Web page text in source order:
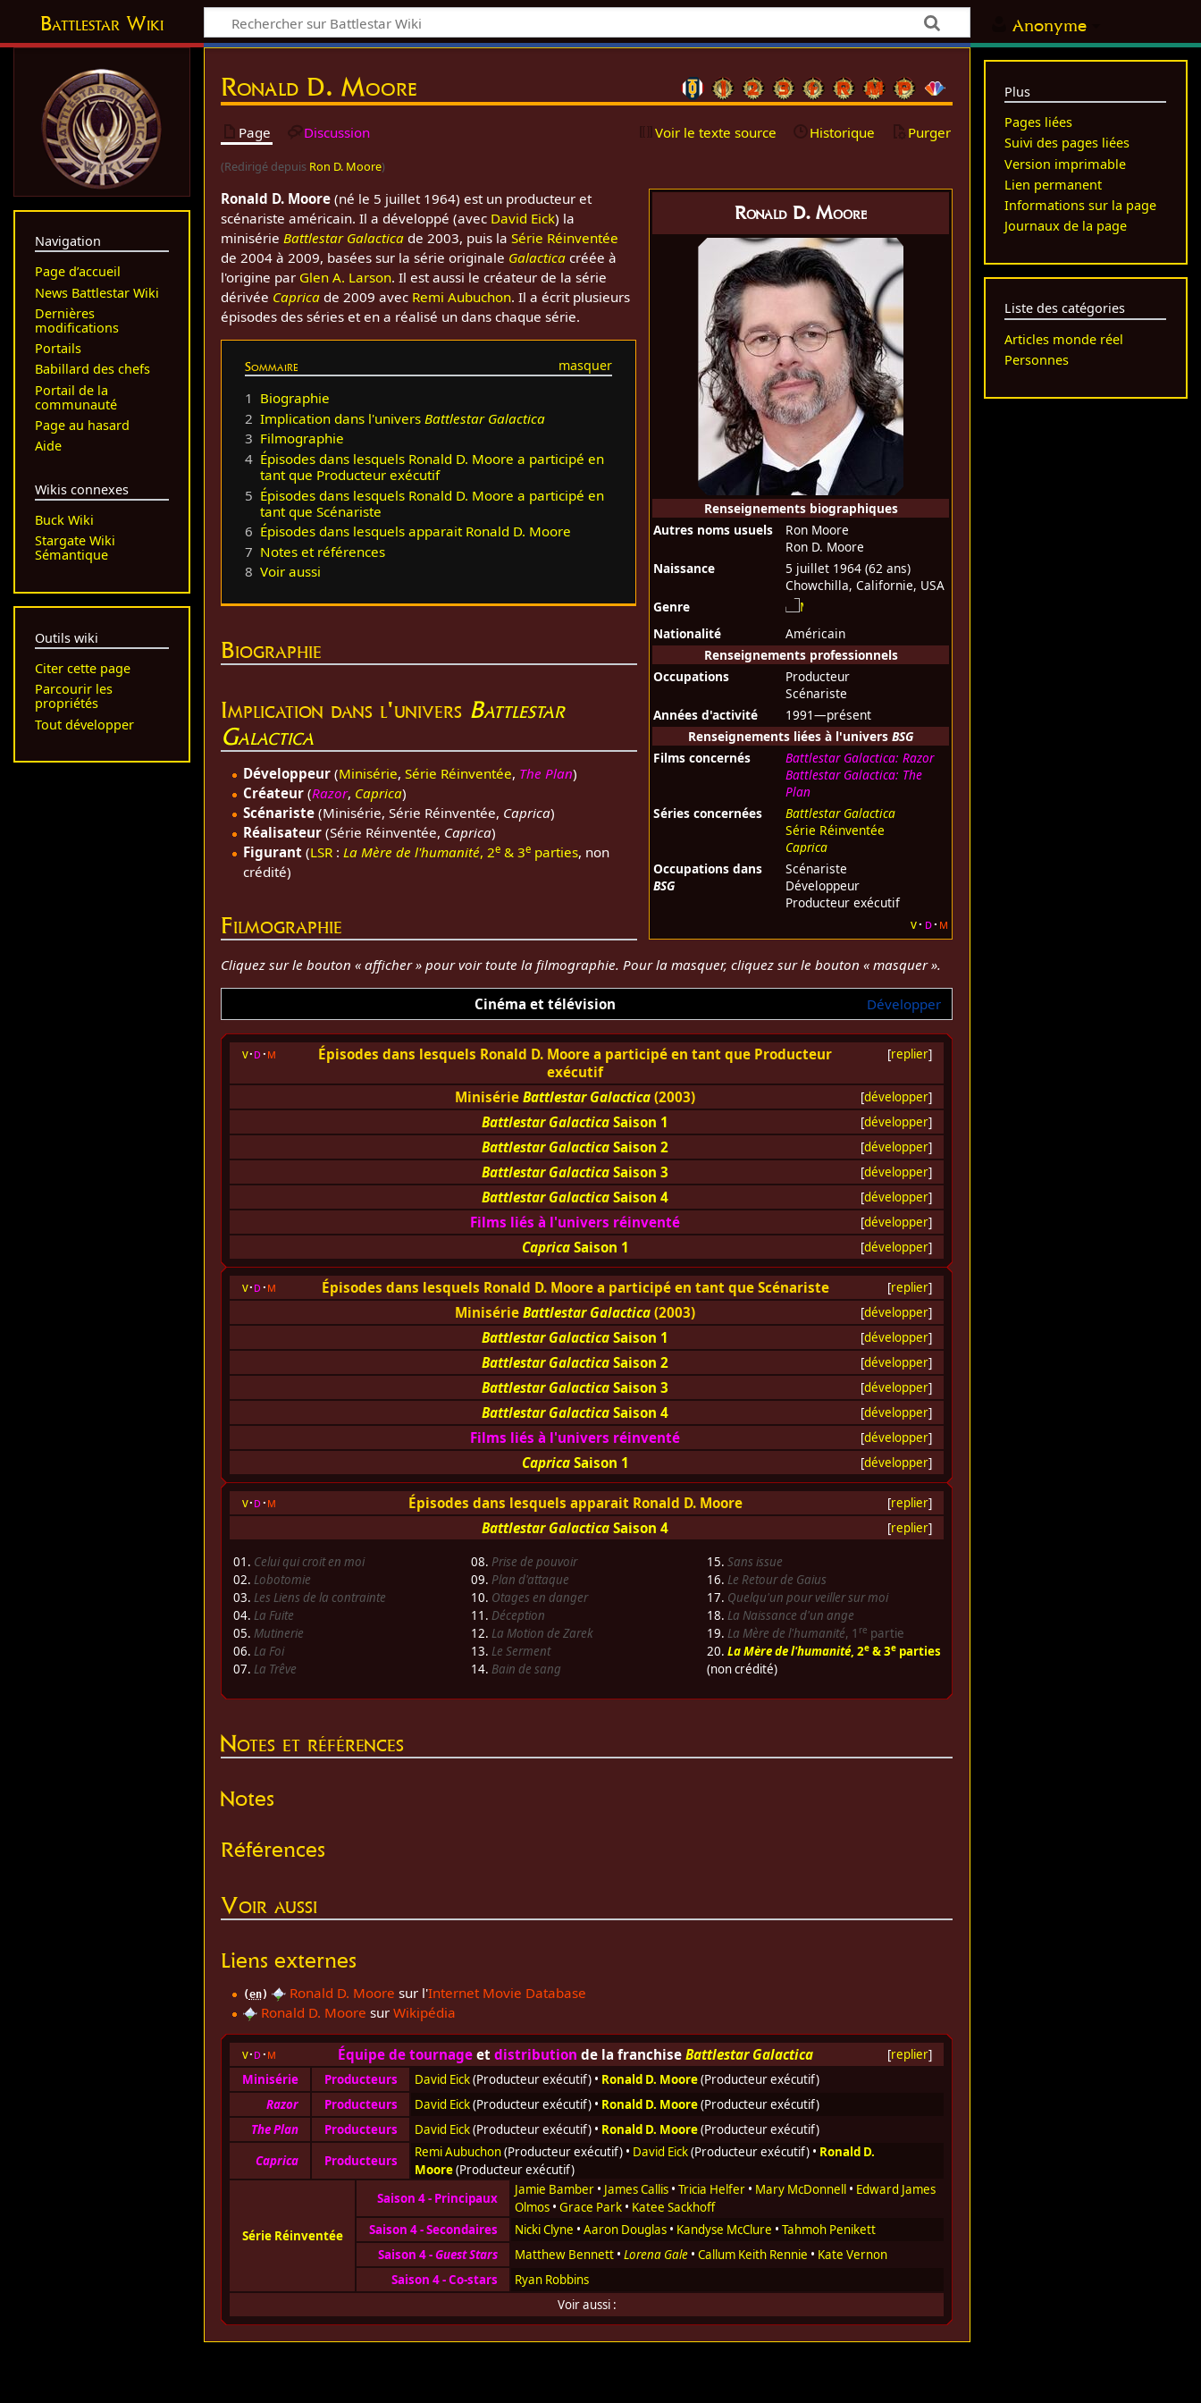
Anonyme
Battlestar Wiki
Ronald D. Moore
Page Discussion Voir le texte source Historique Purger
(Redirigé depuis Ron D. Moore)
Ronald D. Moore
Renseignements biographiques
Autres noms usuels
Ron Moore
Ron D. Moore
Naissance
5 juillet 1964 (62 ans)
Chowchilla, Californie, USA
Genre
Nationalité
Américain
Renseignements professionnels
Occupations
Producteur
Scénariste
Années d'activité
1991—présent
Renseignements liées à l'universBSG
Films concernés
Battlestar Galactica: Razor
Battlestar Galactica: The
Plan
Séries concernées
Battlestar Galactica
Série Réinventée
Caprica
Occupations dans
BSG
Scénariste
Développeur
Producteur exécutif
v d m
Ronald D. Moore (né le 5 juillet 1964) est un producteur et
scénariste américain. Il a développé (avec David Eick) la
minisérieBattlestar Galactica de 2003, puis laSérie Réinventée
de 2004 à 2009, basées sur la série originale Galactica créée à
l'origine par Glen A. Larson. Il est aussi le créateur de la série
dérivée Caprica de 2009 avec Remi Aubuchon. Il a écrit plusieurs
épisodes des séries et en a réalisé un dans chaque série.
Sommaire
1 Biographie
2 Implication dans l'univers Battlestar Galactica
3 Filmographie
4 Épisodes dans lesquels Ronald D. Moore a participé en
tant que Producteur exécutif
5 Épisodes dans lesquels Ronald D. Moore a participé en
tant que Scénariste
6 Épisodes dans lesquels apparait Ronald D. Moore
7 Notes et références
8 Voir aussi
Biographie
Implication dans l'univers Battlestar
Galactica
Développeur(Minisérie, Série Réinventée, The Plan)
Créateur(Razor, Caprica)
Scénariste(Minisérie, Série Réinventée, Caprica)
Réalisateur(Série Réinventée, Caprica)
Figurant(LSR: La Mère de l'humanité, 2e& 3eparties, non
crédité)
Filmographie
Cliquez sur le bouton « afficher » pour voir toute la filmographie. Pour la masquer, cliquez sur le bouton « masquer ».
Développer
Cinéma et télévision
[replier]
v d m
Épisodes dans lesquels Ronald D. Moore a participé en tant que Producteur
exécutif
[développer]
MinisérieBattlestar Galactica (2003)
[développer]
Battlestar Galactica Saison 1
[développer]
Battlestar Galactica Saison 2
[développer]
Battlestar Galactica Saison 3
[développer]
Battlestar Galactica Saison 4
[développer]
Films liés à l'univers réinventé
[développer]
Caprica Saison 1
[replier]
v d m Épisodes dans lesquels Ronald D. Moore a participé en tant que Scénariste
[développer]
MinisérieBattlestar Galactica (2003)
[développer]
Battlestar Galactica Saison 1
[développer]
Battlestar Galactica Saison 2
[développer]
Battlestar Galactica Saison 3
[développer]
Battlestar Galactica Saison 4
[développer]
Films liés à l'univers réinventé
[développer]
Caprica Saison 1
[replier]
v d m Épisodes dans lesquels apparait Ronald D. Moore
[replier]
Battlestar Galactica Saison 4
01. Celui qui croit en moi
02. Lobotomie
03. Les Liens de la contrainte
04. La Fuite
05. Mutinerie
06. La Foi
07. La Trêve
08. Prise de pouvoir
09. Plan d'attaque
10. Otages en danger
11. Déception
12. La Motion de Zarek
13. Le Serment
14. Bain de sang
15. Sans issue
16. Le Retour de Gaius
17. Quelqu'un pour veiller sur moi
18. La Naissance d'un ange
19. La Mère de l'humanité, 1 re partie
20. La Mère de l'humanité, 2e& 3eparties
(non crédité)
Notes et références
Notes
Références
Voir aussi
Liens externes
(en) Ronald D. Moore sur l'Internet Movie Database
Ronald D. Moore sur Wikipédia
[replier]
v d m Équipe de tournageet distribution de la franchise Battlestar Galactica
Minisérie Producteurs David Eick(Producteur exécutif) • Ronald D. Moore(Producteur exécutif)
Razor
Producteurs David Eick(Producteur exécutif) • Ronald D. Moore(Producteur exécutif)
The Plan
Producteurs David Eick(Producteur exécutif) • Ronald D. Moore(Producteur exécutif)
Caprica
Producteurs
Remi Aubuchon(Producteur exécutif) • David Eick(Producteur exécutif) • Ronald D.
Moore(Producteur exécutif)
Série Réinventée
Saison 4 - Principaux
Jamie Bamber• James Callis• Tricia Helfer• Mary McDonnell• Edward James
Olmos• Grace Park• Katee Sackhoff
Saison 4 - Secondaires
Nicki Clyne • Aaron Douglas• Kandyse McClure • Tahmoh Penikett
Saison 4 -Guest Stars Matthew Bennett• Lorena Gale• Callum Keith Rennie • Kate Vernon
Saison 4 - Co-stars
Ryan Robbins
Voir aussi :
Navigation
Page d’accueil
News Battlestar Wiki
Dernières
modifications
Portails
Babillard des chefs
Portail de la
communauté
Page au hasard
Aide
Wikis connexes
Buck Wiki
Stargate Wiki
Sémantique
Outils wiki
Citer cette page
Parcourir les
propriétés
Tout développer
Plus
Pages liées
Suivi des pages liées
Version imprimable
Lien permanent
Informations sur la page
Journaux de la page
Liste des catégories
Articles monde réel
Personnes